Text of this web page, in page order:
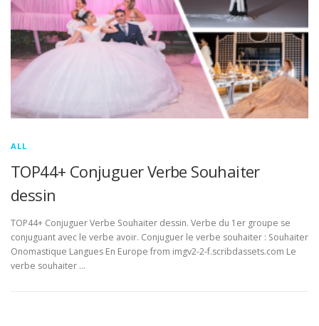
ALL
TOP44+ Conjuguer Verbe Souhaiter
dessin
TOP44+ Conjuguer Verbe Souhaiter dessin. Verbe du 1er groupe se
conjuguant avec le verbe avoir. Conjuguer le verbe souhaiter : Souhaiter
Onomastique Langues En Europe from imgv2-2-f.scribdassets.com Le
verbe souhaiter …